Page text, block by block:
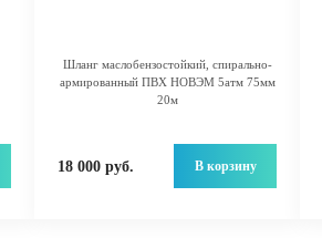
Шланг маслобензостойкий, спирально-
армированный ПВХ НОВЭМ 5атм 75мм
20м
18 000 руб. В корзину